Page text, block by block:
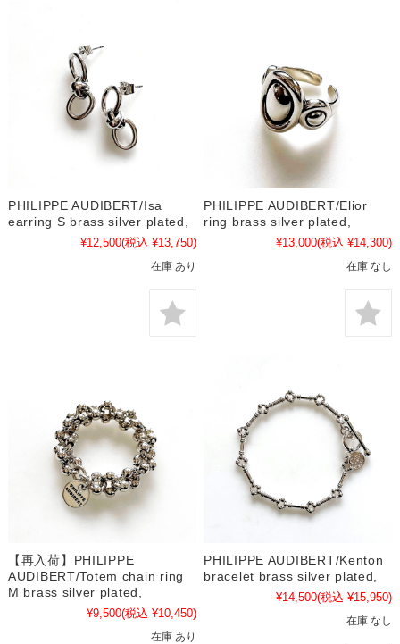
PHILIPPE AUDIBERT/Isa
earring S brass silver plated,
¥12,500(税込 ¥13,750)
在庫 あり
PHILIPPE AUDIBERT/Elior
ring brass silver plated,
¥13,000(税込 ¥14,300)
在庫 なし
【再入荷】PHILIPPE
AUDIBERT/Totem chain ring
M brass silver plated,
¥9,500(税込 ¥10,450)
在庫 あり
PHILIPPE AUDIBERT/Kenton
bracelet brass silver plated,
¥14,500(税込 ¥15,950)
在庫 なし